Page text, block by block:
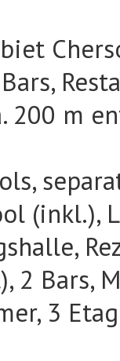
200 m
(inkl.),
2 Bars,
3